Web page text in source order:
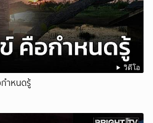
วิดีโอ
ำหนดรู้